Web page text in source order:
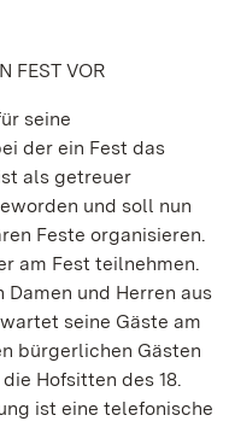
FEST VOR
seine
der ein Fest das
als getreuer
und soll nun
Feste organisieren.
am Fest teilnehmen.
Damen und Herren aus
seine Gäste am
bürgerlichen Gästen
Hofsitten des 18.
ist eine telefonische